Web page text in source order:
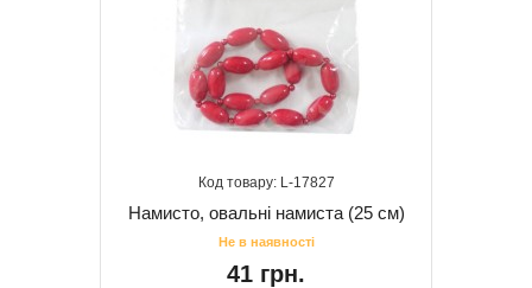
17827
Намисто, овальні намиста (25 см)
41 грн.